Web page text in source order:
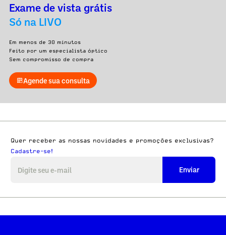
Exame de vista grátis
Só na LIVO
Em menos de 30 minutos
Feito por um especialista óptico
Sem compromisso de compra
Agende sua consulta
Quer receber as nossas novidades e promoções exclusivas?
Cadastre-se!
Enviar